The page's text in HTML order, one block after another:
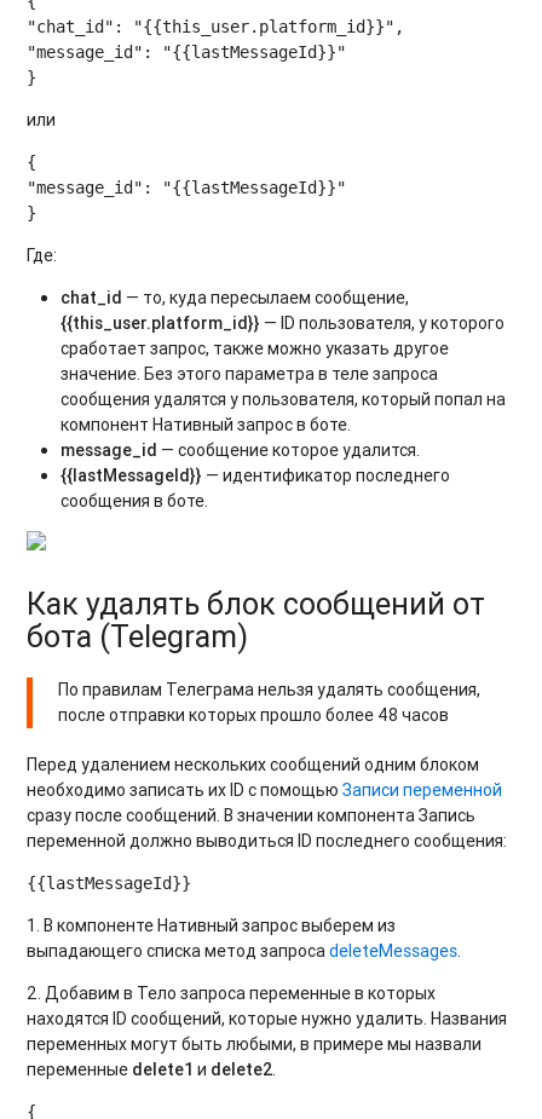
"chat_id": "{{this_user.platform_id}}",
"message_id": "{{lastMessageId}}"
или
{
"message_id": "{{lastMessageId}}"
Где:
chat_id — то, куда пересылаем сообщение,
{{this_user.platform_id}} — ID пользователя, у которого
сработает запрос, также можно указать другое
значение.Без этого параметра в теле запроса
сообщения удалятся у пользователя, который попал на
компонент Нативный запрос в боте.
message_id — сообщение которое удалится.
{{lastMessageId}} — идентификатор последнего
сообщения в боте.
Как удалять блок сообщений от
бота (Telegram)
По правилам Телеграма нельзя удалять сообщения,
после отправки которых прошло более 48 часов
Перед удалением нескольких сообщений одним блоком
необходимо записать их ID с помощьюЗаписи переменной
сразу после сообщений. В значении компонента Запись
переменной должно выводиться ID последнего сообщения:
1. В компоненте Нативный запрос выберем из
выпадающего списка метод запросаdeleteMessages.
2. Добавим в Тело запроса переменные в которых
находятся ID сообщений, которые нужно удалить. Названия
переменных могут быть любыми, в примере мы назвали
переменные delete1 и delete2.
{